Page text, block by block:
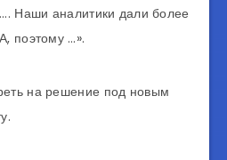
Наши аналитики дали более
поэтому …».
на решение под новым